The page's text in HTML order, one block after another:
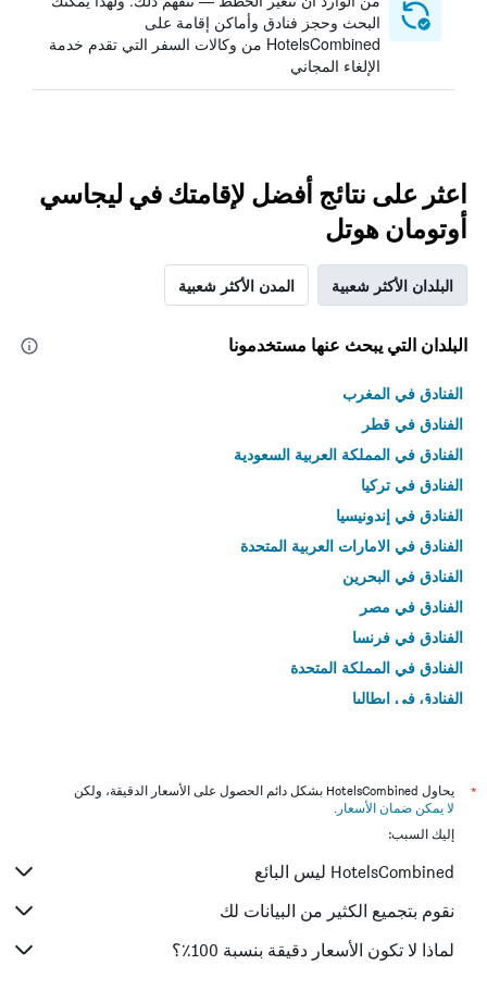
البحث وحجز فنادق وأماكن إقامة على
HotelsCombined من وكالات السفر التي تقدم خدمة
الإلغاء المجاني
اعثر على نتائج أفضل لإقامتك في ليجاسي
أوتومان هوتل
البلدان الأكثر شعبية المدن الأكثر شعبية
البلدان التي يبحث عنها مستخدمونا
الفنادق في المغرب
الفنادق في قطر
الفنادق في المملكة العربية السعودية
الفنادق في تركيا
الفنادق في إندونيسيا
الفنادق في الامارات العربية المتحدة
الفنادق في البحرين
الفنادق في مصر
الفنادق في فرنسا
الفنادق في المملكة المتحدة
الفنادق في إيطاليا
*
يحاول HotelsCombined بشكل دائم الحصول على الأسعار الدقيقة، ولكن
لا يمكن ضمان الأسعار .
إليك السبب:
HotelsCombined ليس البائع
نقوم بتجميع الكثير من البيانات لك
لماذا لا تكون الأسعار دقيقة بنسبة 100٪؟